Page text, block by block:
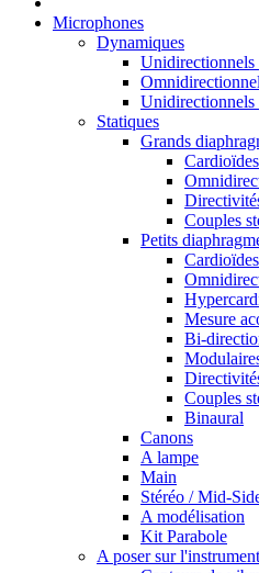
Microphones
Dynamiques
Unidirectionnels
Statiques
Grands
Cardioïdes
Couples
Petits
Cardioïdes
Mesure
Bi-
Couples
Binaural
Canons
A lampe
Main
Stéréo / Mid-
A modélisation
Kit Parabole
A poser sur l'instrument